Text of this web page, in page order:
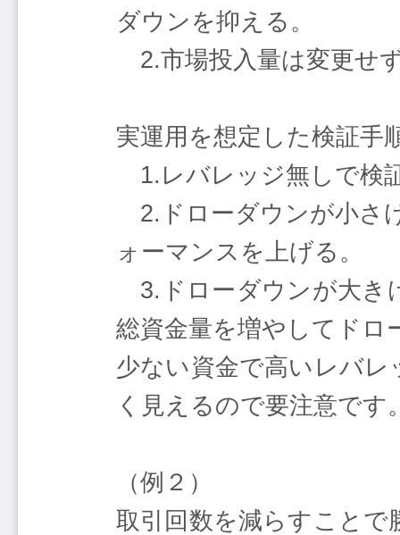
ダウンを抑える。
2.市場投入量は変更せ
実運用を想定した検証手
1.レバレッジ無しで検
2.ドローダウンが小さ
ォーマンスを上げる。
3.ドローダウンが大き
総資金量を増やしてドロ
少ない資金で高いレバレ
く見えるので要注意です
（例２）
取引回数を減らすことで